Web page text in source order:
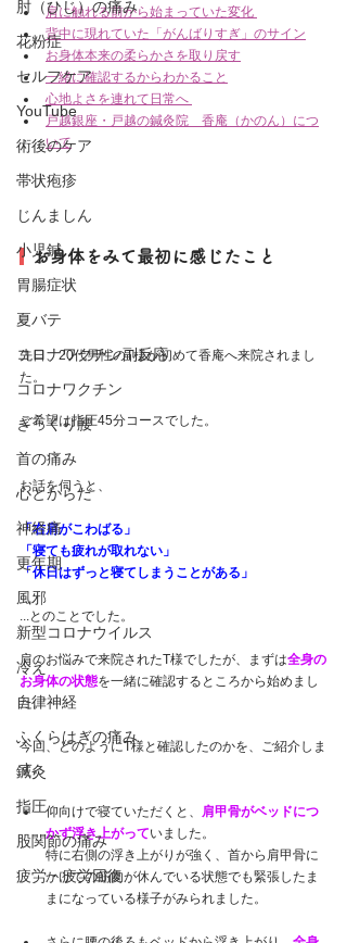
肘（ひじ）の痛み
花粉症
セルフケア
YouTube
術後のケア
帯状疱疹
じんましん
小児鍼
胃腸症状
夏バテ
コロナワクチン副反応
コロナワクチン
ぎっくり腰
首の痛み
心とからだ
神経痛
更年期
風邪
新型コロナウイルス
冷え
自律神経
ふくらはぎの痛み
鍼灸
指圧
股関節の痛み
疲労・疲労回復
肩に触れる前から始まっていた変化
背中に現れていた「がんばりすぎ」のサイン
お身体本来の柔らかさを取り戻す
一緒に確認するからわかること
心地よさを連れて日常へ
戸越銀座・戸越の鍼灸院　香庵（かのん）につ
いて
お身体をみて最初に感じたこと
先日、20代男性のT様が初めて香庵へ来院されまし
た。
ご希望は指圧45分コースでした。
お話を伺うと、
「右肩がこわばる」
「寝ても疲れが取れない」
「休日はずっと寝てしまうことがある」
...とのことでした。
肩のお悩みで来院されたT様でしたが、まずは全身の
お身体の状態を一緒に確認するところから始めまし
た。
今回、どのようにT様と確認したのかを、ご紹介しま
す。
仰向けで寝ていただくと、 肩甲骨がベッドにつ
かず浮き上がっていました。
特に右側の浮き上がりが強く、首から肩甲骨に
かけての筋肉が休んでいる状態でも緊張したま
まになっている様子がみられました。